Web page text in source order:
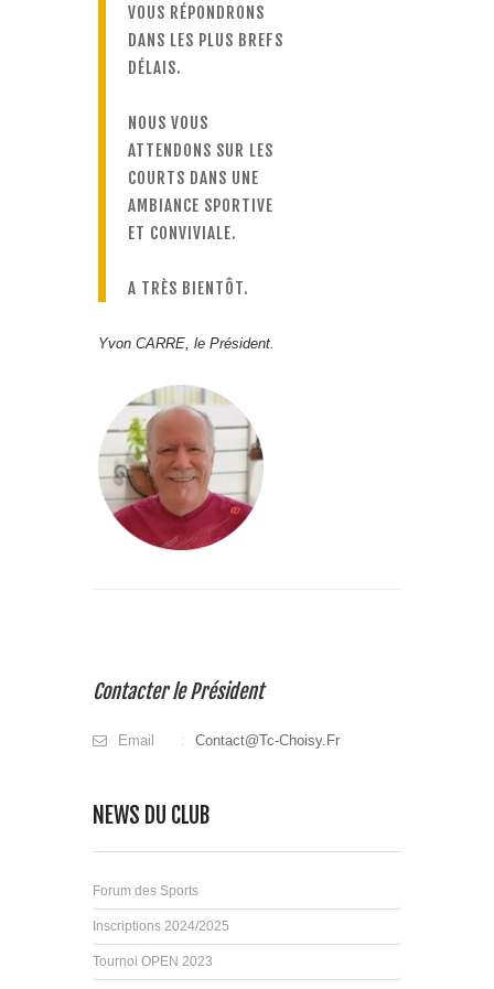
VOUS RÉPONDRONS
DANS LES PLUS BREFS
DÉLAIS.
NOUS VOUS
ATTENDONS SUR LES
COURTS DANS UNE
AMBIANCE SPORTIVE
ET CONVIVIALE.
A TRÈS BIENTÔT.
Yvon CARRE, le Président.
Contacter le Président
Email Contact@tc-Choisy.fr
NEWS DU CLUB
Forum des Sports
Inscriptions 2024/2025
Tournoi OPEN 2023